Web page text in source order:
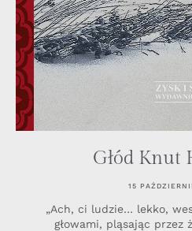
Głód Knut
15
„Ach, ci ludzie… lekko,
głowami, pląsając przez